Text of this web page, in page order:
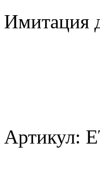
Имитация
Артикул: